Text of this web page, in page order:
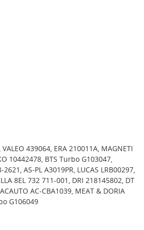
439064, ERA 210011A, MAGNETI
10442478, BTS Turbo G103047,
AS-PL A3019PR, LUCAS LRB00297,
8EL 732 711-001, DRI 218145802, DT
AC-CBA1039, MEAT & DORIA
G106049